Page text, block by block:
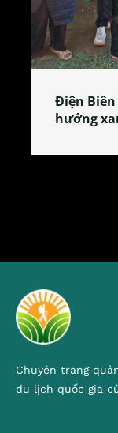
Làng làm
tỏa đặc
Chuyên trang
du lịch quốc gia